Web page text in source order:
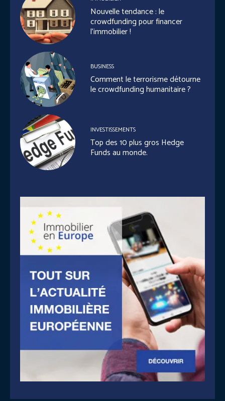
Nouvelle tendance : le
crowdfunding pour financer
l’immobilier !
BUSINESS
Comment le terrorisme détourne
le crowdfunding humanitaire ?
INVESTISSEMENTS
Top des 10 plus gros Hedge
Funds au monde.